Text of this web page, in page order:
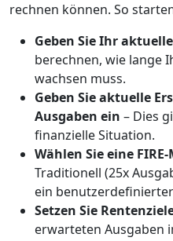
rechnen können. So
Geben Sie Ihr
berechnen, wie lange
wachsen muss.
Geben Sie aktuelle
Ausgaben ein – Dies
finanzielle Situation.
Wählen Sie eine
Traditionell (25x
ein
Setzen Sie
erwarteten Ausgaben